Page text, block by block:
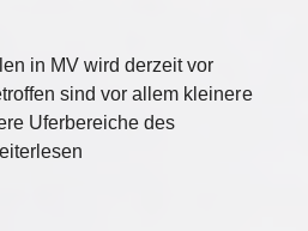
in MV wird derzeit vor
sind vor allem kleinere
Uferbereiche des